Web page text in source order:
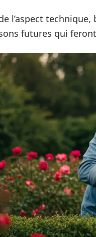
l’aspect
futures qui